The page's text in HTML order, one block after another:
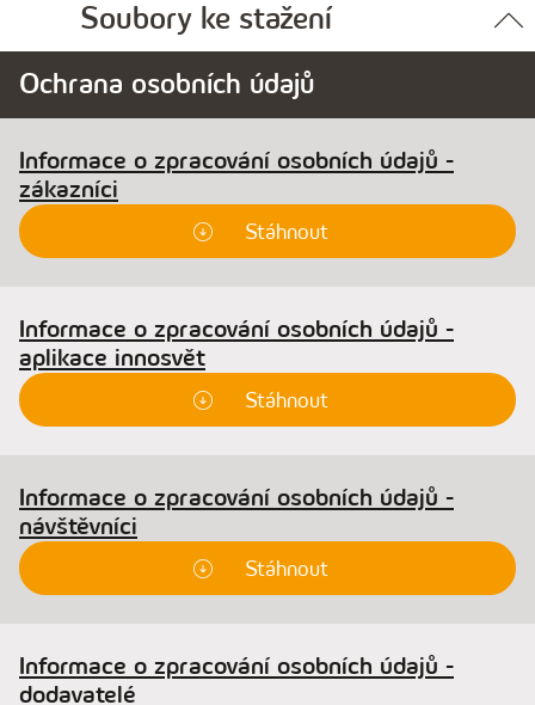
Soubory ke stažení
Ochrana osobních údajů
Informace o zpracování osobních údajů -
zákazníci
Stáhnout
Informace o zpracování osobních údajů -
aplikace innosvět
Stáhnout
Informace o zpracování osobních údajů -
návštěvníci
Stáhnout
Informace o zpracování osobních údajů -
dodavatelé